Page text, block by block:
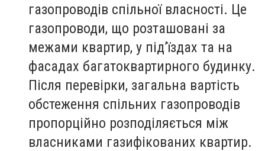
газопроводів спільної власності. Це
газопроводи, що розташовані за
межами квартир, у під’їздах та на
фасадах багатоквартирного будинку.
Після перевірки, загальна вартість
обстеження спільних газопроводів
пропорційно розподіляється між
власниками газифікованих квартир.